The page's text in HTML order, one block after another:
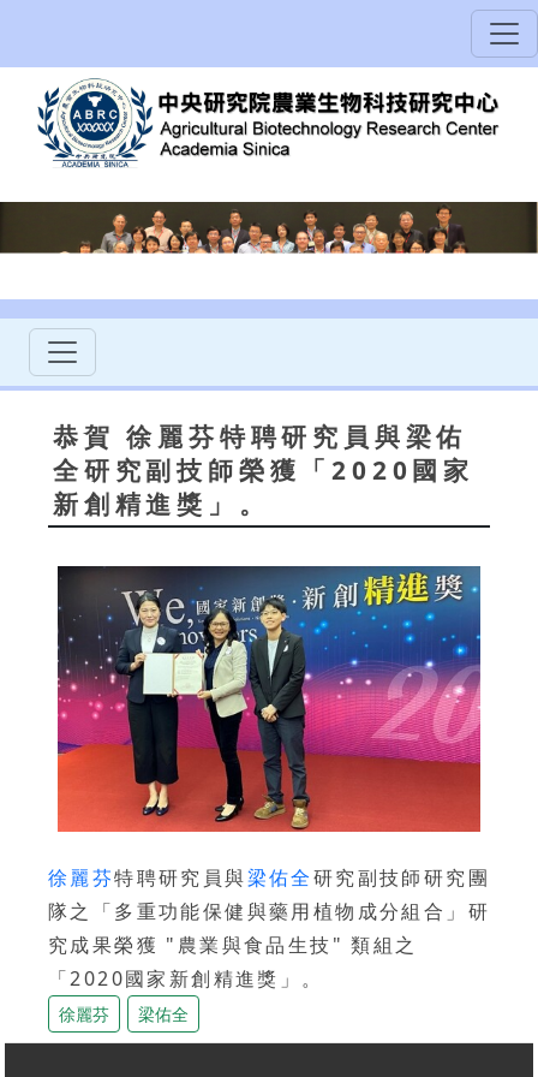
恭賀 徐麗芬特聘研究員與梁佑
全研究副技師榮獲「2020國家
新創精進獎」。
徐麗芬特聘研究員與梁佑全研究副技師研究團
隊之「多重功能保健與藥用植物成分組合」研
究成果榮獲 "農業與食品生技" 類組之
「2020國家新創精進獎」。
徐麗芬 梁佑全